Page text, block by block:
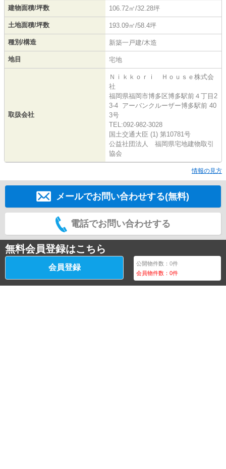
建物面積/坪数 106.72㎡/32.28坪
土地面積/坪数 193.09㎡/58.4坪
種別/構造 新築一戸建/木造
地目 宅地
取扱会社
Ｎｉｋｋｏｒｉ Ｈｏｕｓｅ株式会
社
福岡県福岡市博多区博多駅前４丁目2
3-4 アーバンクルーザー博多駅前 40
3号
TEL:092-982-3028
国土交通大臣 (1) 第10781号
公益社団法人 福岡県宅地建物取引
協会
情報の見方
メールでお問い合わせする(無料)
電話でお問い合わせする
無料会員登録はこちら
会員登録 公開物件数：0件
会員物件数：0件